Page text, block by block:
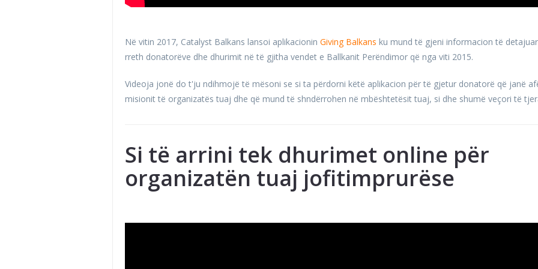
Në vitin 2017, Catalyst Balkans lansoi aplikacionin Giving Balkans ku mund të gjeni informacion të detajuar
rreth donatorëve dhe dhurimit në të gjitha vendet e Ballkanit Perëndimor që nga viti 2015.
Videoja jonë do t'ju ndihmojë të mësoni se si ta përdorni këtë aplikacion për të gjetur donatorë që janë
misionit të organizatës tuaj dhe që mund të shndërrohen në mbështetësit tuaj, si dhe shumë veçori të
Si të arrini tek dhurimet online për
organizatën tuaj jofitimprurëse